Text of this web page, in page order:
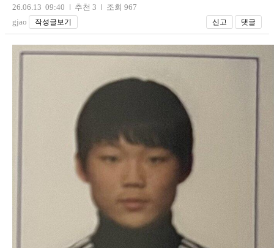
26.06.13 09:40 추천 3
조회 967
gjao
작성글보기 신고 댓글